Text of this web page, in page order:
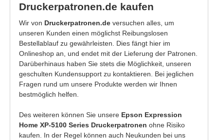
Druckerpatronen.de kaufen
Wir von Druckerpatronen.de versuchen alles, um
unseren Kunden einen möglichst Reibungslosen
Bestellablauf zu gewährleisten. Dies fängt hier im
Onlineshop an, und endet mit der Lieferung der Patronen.
Darüberhinaus haben Sie stets die Möglichkeit, unseren
geschulten Kundensupport zu kontaktieren. Bei jeglichen
Fragen rund um unsere Produkte werden wir Ihnen
bestmöglich helfen.
Des weiteren können Sie unsere Epson Expression
Home XP-5100 Series Druckerpatronen ohne Risiko
kaufen. In der Regel können auch Neukunden bei uns